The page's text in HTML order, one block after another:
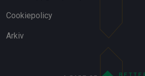
Cookiepolicy
Arkiv